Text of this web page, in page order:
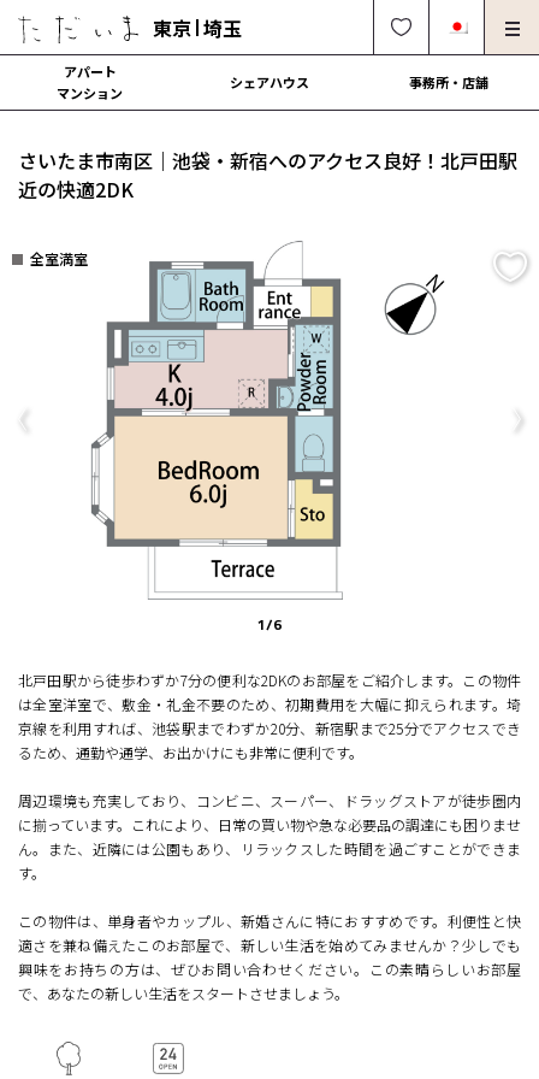
東京 埼玉
English OK 0120-249-900
オーナー様向け・管理募集
法人社宅でのご利用
解約・修理・各種依頼
契約の流れ
運営会社
アパート
マンション
シェアハウス 事務所・店舗
さいたま市南区｜池袋・新宿へのアクセス良好！北戸田駅
近の快適2DK
全室満室
1/6
北戸田駅から徒歩わずか7分の便利な2DKのお部屋をご紹介します。この物件
は全室洋室で、敷金・礼金不要のため、初期費用を大幅に抑えられます。埼
京線を利用すれば、池袋駅までわずか20分、新宿駅まで25分でアクセスでき
るため、通勤や通学、お出かけにも非常に便利です。
周辺環境も充実しており、コンビニ、スーパー、ドラッグストアが徒歩圏内
に揃っています。これにより、日常の買い物や急な必要品の調達にも困りませ
ん。また、近隣には公園もあり、リラックスした時間を過ごすことができま
す。
この物件は、単身者やカップル、新婚さんに特におすすめです。利便性と快
適さを兼ね備えたこのお部屋で、新しい生活を始めてみませんか？少しでも
興味をお持ちの方は、ぜひお問い合わせください。この素晴らしいお部屋
で、あなたの新しい生活をスタートさせましょう。